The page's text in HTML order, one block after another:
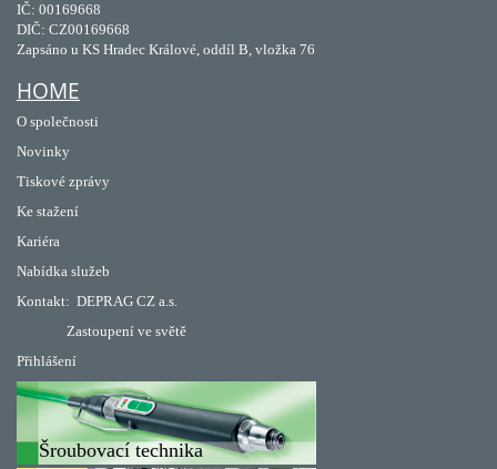
IČ: 00169668
DIČ: CZ00169668
Zapsáno u KS Hradec Králové, oddíl B, vložka 76
HOME
O společnosti
Novinky
Tiskové zprávy
Ke stažení
Kariéra
Nabídka služeb
Kontakt: DEPRAG CZ a.s.
Zastoupení ve světě
Přihlášení
Šroubovací technika